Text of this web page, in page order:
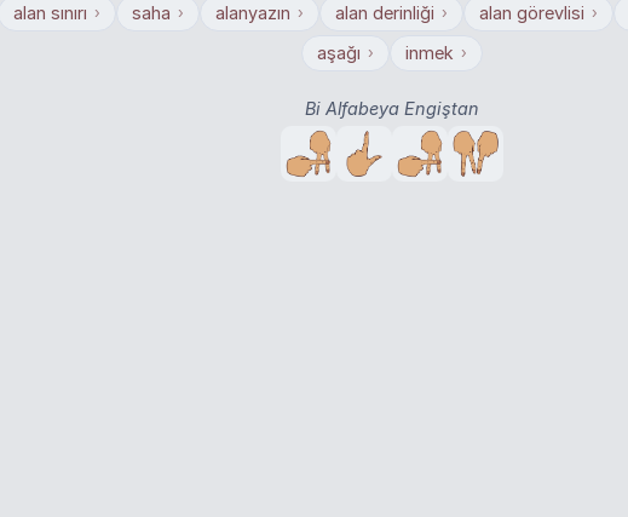
alan sınırı › saha › alanyazın › alan derinliği › alan görevlisi ›
aşağı › inmek ›
Bi Alfabeya Engiştan